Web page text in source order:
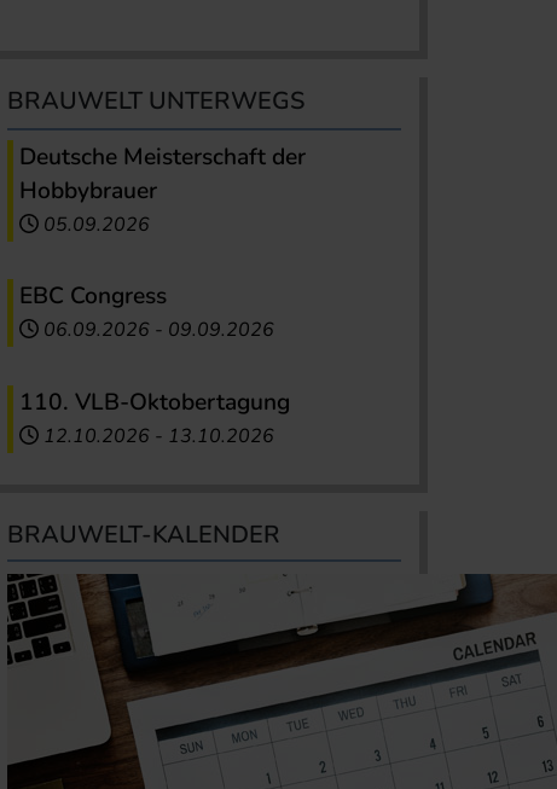
BRAUWELT UNTERWEGS
Deutsche Meisterschaft der
Hobbybrauer
05.09.2026
EBC Congress
06.09.2026 - 09.09.2026
110. VLB-Oktobertagung
12.10.2026 - 13.10.2026
BRAUWELT-KALENDER